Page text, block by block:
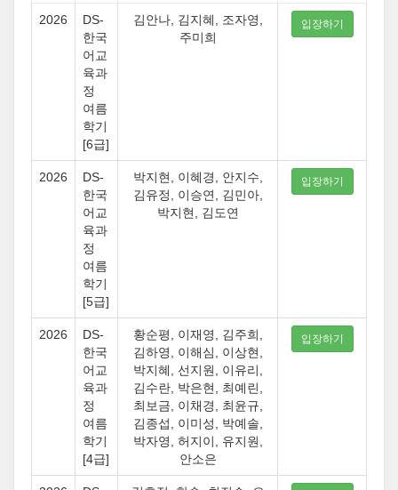
2026
DS-
한국
어교
육과
정
여름
학기
[6급]
김안나, 김지혜, 조자영,
주미희
입장하기
2026
DS-
한국
어교
육과
정
여름
학기
[5급]
박지현, 이혜경, 안지수,
김유정, 이승연, 김민아,
박지현, 김도연
입장하기
2026
DS-
한국
어교
육과
정
여름
학기
[4급]
황순평, 이재영, 김주희,
김하영, 이해심, 이상현,
박지혜, 선지원, 이유리,
김수란, 박은현, 최예린,
최보금, 이채경, 최윤규,
김종섭, 이미성, 박예솔,
박자영, 허지이, 유지원,
안소은
입장하기